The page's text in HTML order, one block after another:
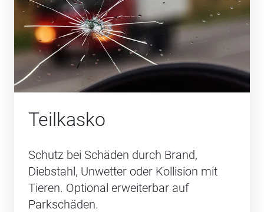
Teilkasko
Schutz bei Schäden durch Brand,
Diebstahl, Unwetter oder Kollision mit
Tieren. Optional erweiterbar auf
Parkschäden.